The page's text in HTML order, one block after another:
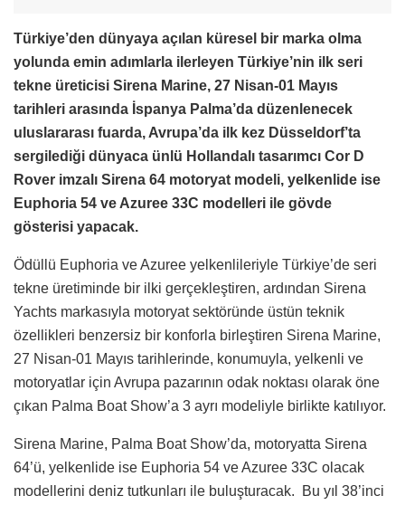
Türkiye’den dünyaya açılan küresel bir marka olma
yolunda emin adımlarla ilerleyen Türkiye’nin ilk seri
tekne üreticisi Sirena Marine, 27 Nisan-01 Mayıs
tarihleri arasında İspanya Palma’da düzenlenecek
uluslararası fuarda, Avrupa’da ilk kez Düsseldorf’ta
sergilediği dünyaca ünlü Hollandalı tasarımcı Cor D
Rover imzalı Sirena 64 motoryat modeli, yelkenlide ise
Euphoria 54 ve Azuree 33C modelleri ile gövde
gösterisi yapacak.
Ödüllü Euphoria ve Azuree yelkenlileriyle Türkiye’de seri
tekne üretiminde bir ilki gerçekleştiren, ardından Sirena
Yachts markasıyla motoryat sektöründe üstün teknik
özellikleri benzersiz bir konforla birleştiren Sirena Marine,
27 Nisan-01 Mayıs tarihlerinde, konumuyla, yelkenli ve
motoryatlar için Avrupa pazarının odak noktası olarak öne
çıkan Palma Boat Show’a 3 ayrı modeliyle birlikte katılıyor.
Sirena Marine, Palma Boat Show’da, motoryatta Sirena
64’ü, yelkenlide ise Euphoria 54 ve Azuree 33C olacak
modellerini deniz tutkunları ile buluşturacak. Bu yıl 38’inci